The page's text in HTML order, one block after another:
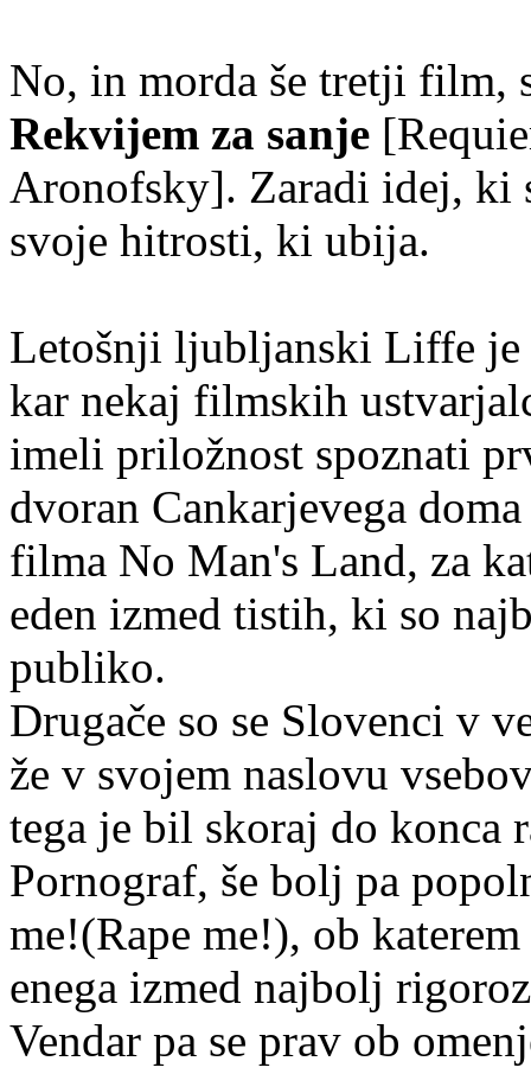
No, in morda še tretji film,
Rekvijem za sanje
Aronofsky]. Zaradi idej, ki
svoje hitrosti, ki ubija.
Letošnji ljubljanski Liffe
kar nekaj filmskih
imeli priložnost spoznati
dvoran Cankarjevega
filma No Man's Land, za
eden izmed tistih, ki so
publiko.
Drugače so se Slovenci v
že v svojem naslovu
tega je bil skoraj do konca
Pornograf, še bolj pa
me!(Rape me!), ob
enega izmed najbolj
Vendar pa se prav ob